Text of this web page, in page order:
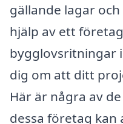
gällande lagar
hjälp av ett
bygglovsritningar
dig om att ditt
Här är några av
dessa företag kan